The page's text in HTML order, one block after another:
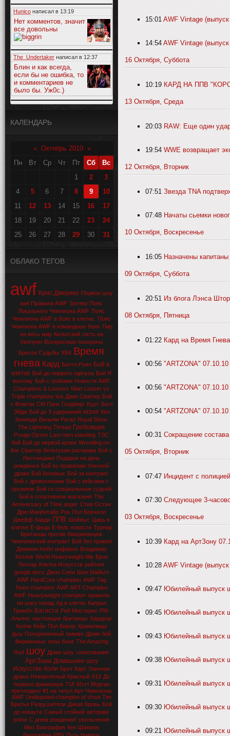
Hunico написал в 13:19
Нет комментов, значит
все довольны
The_Undertaker написал в 12:37
Блин и как всегда,
если бы не ошибка, то
и комментариев не
было бы. Уж0с.)
КАЛЕНДАРЬ
« Октябрь 2010 »
Пн
Вт Ср Чт Пт Сб
Вс
1
2
3
4
5 6 7 8 9
10
11
12 13 14 15 16
17
18
19 20 21 22 23
24
25
26 27 28 29 30 31
ОБЛАКО ТЕГОВ
awf Крис Джерико Первое шоу
awf Правила AWF Зиглер Пояс
Локального Чемпиона AWF Пояс
Чемпиона AWF в боях в клетке.
Пояс
Чемпиона AWF в командных боях Пир
на весь мир Кельтский гость на
Хеллуин Воскресные похороны
Бросок Судьбы ХБК Время
гнева Кард Баттл-Роял Бой в
клетке Бой до первого гарпуна Бой Я
выхожу Бой с гробами Новости AWF
Champions & Loosers Main Looser vs
Triple champions tea Джек Сваггер Бой
с Флагом СМ Панк Голдберг Курт Энгл
Эйдж Бой до 3 удержаний игрок Кен
Кеннеди Вильям Регал Royal Show
The Lightning Thread Гробовщик
Рэнди Ортон Last men standing ТЛС
бой Бой до первой крови Wrestling on-
line Сваггер Кельтская расправа Бой с
Лестницами Подарок на день
рожденья Бой по правилам Уличной
драки Бой болевых Бой за контракт
Бой с дровосеками Бой с кейсами с
оружием Бой со специальным судьей
Бой в спортивном магазине The
Anniversary of Time anger Стив Остин
Дрю МакИнтайр Рок Пол Берчилл
Джефф Харди ППВ Шеймус Царь в
клетке Е-феда E-feds новости Турнир
Британцы против Американцев
Чемпионский контракт Бой без правил
Джимми Нобл инферно Владимир
Козлов World Heavyweight title Брок
Леснар Клетка Искусств рейтинг
google docs Джон Сина Шон Майклз
AWF HardCore champion AWF Tag
Team champion AWF ART-Champion
AWF Heavyweight champion правила
ни шагу назад Ад в клетке Капрал
Тримбл Батиста Рей Мистерио РМ-
Альянс настоящие британцы Хардкор
Холли Кейн Пол Бирер Хранилище
душ Похороненный заживо Дрим-бой
Фирменные типы боев The Amazing
Red шоу Дрим-шоу голосование
АртЗона Домашнее шоу
Искусство боли Брет Харт Уличная
драка Невероятный Красный 619 До
первого финишера 718 Мэтт Морган
претендент #1 на титул Арт-Чемпиона
AWF Undisputed champion of show Tim
Братья Разрушители Дикая Кровь Бой
до нокаута Самый стойкий авторам
prime С днем рождения! увольнения
Миз Биография Кен Шамрок
15:01 AWF Vintage
14:54 AWF Vintage
16 Октября, Суббота
10:19 КАРД НА ППВ
13 Октября, Среда
20:03 RAW: Еще один
19:54 WWE возвращает
12 Октября, Вторник
07:51 Звезда TNA
07:48 Начаты сьемки
10 Октября, Воскресенье
16:05 Назначены
09 Октября, Суббота
20:51 Из блога Лэнса
08 Октября, Пятница
01:22 Кард на Время
00:56 "АRТZONA"
00:56 "АRТZONA"
00:54 "АRТZONA"
00:31 Сокращение
05 Октября, Вторник
07:47 Инцидент с
07:30 Следующее 3-
03 Октября, Воскресенье
10:39 Кард на АртЗону
10:28 AWF Vintage
09:47 Юбилейный выпуск
09:45 Юбилейный выпуск
09:43 Юбилейный выпуск
09:38 Юбилейный выпуск
09:31 Юбилейный выпуск
09:30 Юбилейный выпуск
09:21 Юбилейный выпуск